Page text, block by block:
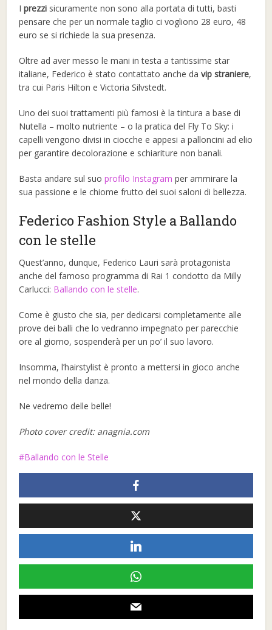
Iprezzi sicuramente non sono alla portata di tutti, basti
pensare che per un normale taglio ci vogliono 28 euro, 48
euro se si richiede la sua presenza.
Oltre ad aver messo le mani in testa a tantissime star
italiane, Federico è stato contattato anche davip straniere,
tra cui Paris Hilton e Victoria Silvstedt.
Uno dei suoi trattamenti più famosi è la tintura a base di
Nutella – molto nutriente – o la pratica del Fly To Sky: i
capelli vengono divisi in ciocche e appesi a palloncini ad elio
per garantire decolorazione e schiariture non banali.
Basta andare sul suoprofilo Instagram per ammirare la
sua passione e le chiome frutto dei suoi saloni di bellezza.
Federico Fashion Style a Ballando
con le stelle
Quest’anno, dunque, Federico Lauri sarà protagonista
anche del famoso programma di Rai 1 condotto da Milly
Carlucci: Ballando con le stelle.
Come è giusto che sia, per dedicarsi completamente alle
prove dei balli che lo vedranno impegnato per parecchie
ore al giorno, sospenderà per un po’ il suo lavoro.
Insomma, l’hairstylist è pronto a mettersi in gioco anche
nel mondo della danza.
Ne vedremo delle belle!
Photo cover credit: anagnia.com
Ballando con le Stelle